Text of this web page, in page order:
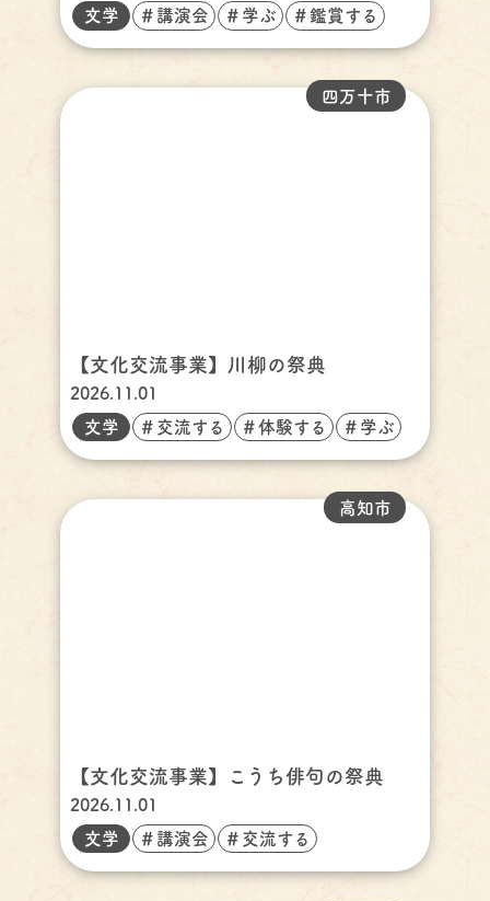
文学
＃講演会 ＃学ぶ ＃鑑賞する
【文化交流事業】川柳の祭典
四万十市
2026.11.01
文学
＃交流する ＃体験する ＃学ぶ
【文化交流事業】こうち俳句の祭典
高知市
2026.11.01
文学
＃講演会 ＃交流する